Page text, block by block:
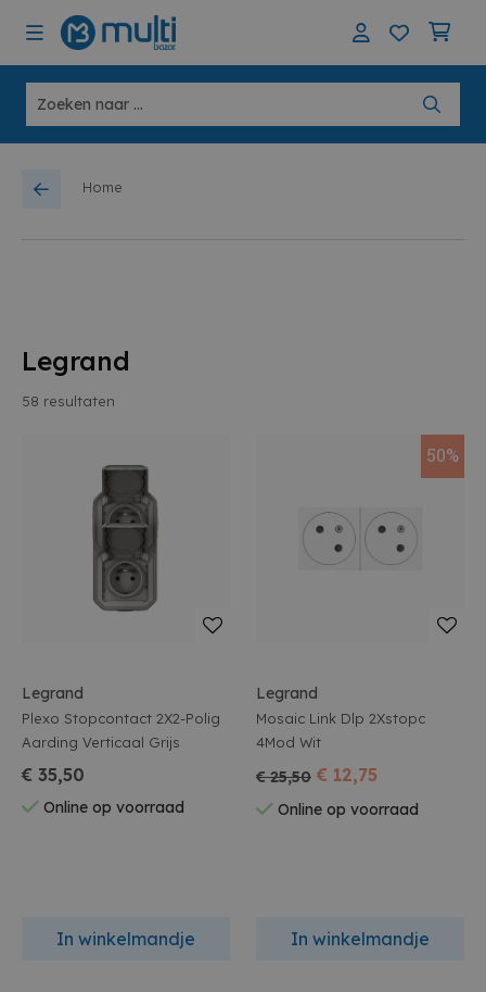
Home
Legrand
58 resultaten
Legrand
Plexo Stopcontact 2X2-Polig
Aarding Verticaal Grijs
€ 35,50
Online op voorraad
In winkelmandje
50%
Legrand
Mosaic Link Dlp 2Xstopc
4Mod Wit
€ 25,50 € 12,75
Online op voorraad
In winkelmandje